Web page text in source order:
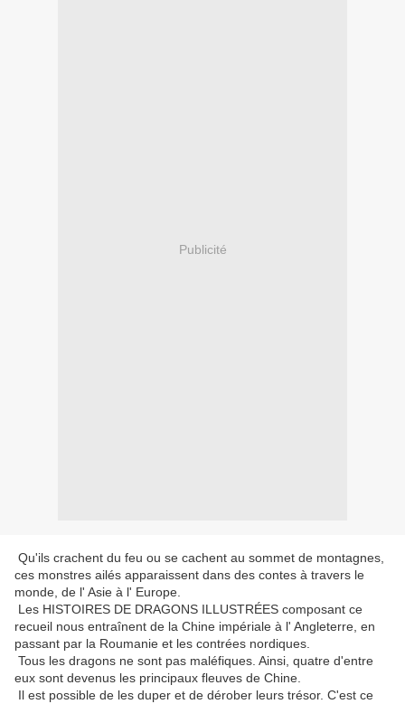
Publicité
Qu'ils crachent du feu ou se cachent au sommet de montagnes,
ces monstres ailés apparaissent dans des contes à travers le
monde, de l' Asie à l' Europe.
Les HISTOIRES DE DRAGONS ILLUSTRÉES composant ce
recueil nous entraînent de la Chine impériale à l' Angleterre, en
passant par la Roumanie et les contrées nordiques.
Tous les dragons ne sont pas maléfiques. Ainsi, quatre d'entre
eux sont devenus les principaux fleuves de Chine.
Il est possible de les duper et de dérober leurs trésor. C'est ce